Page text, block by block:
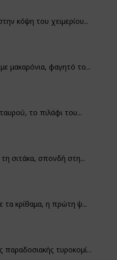
κόψη του χειμερίου...
μακαρόνια, φαγητό το...
το πιλάφι του...
σιτάκα, σπονδή στη...
τα κρίθαμα, η πρώτη ψ...
παραδοσιακής τυροκομί...